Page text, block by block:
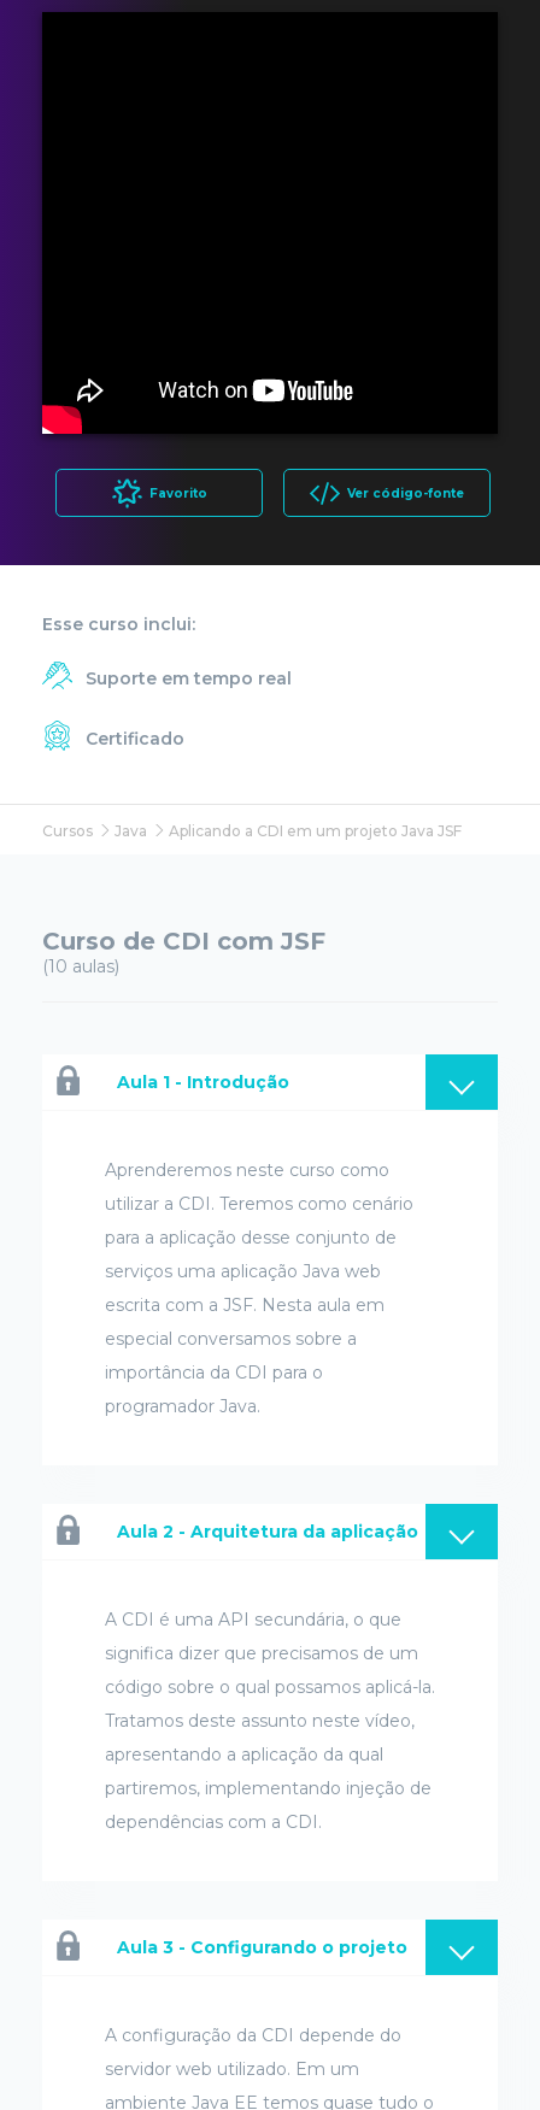
Favorito Ver código-fonte
Esse curso inclui:
Suporte em tempo real
Certificado
Cursos Java Aplicando a CDI em um projeto Java JSF
Curso de CDI com JSF
(10 aulas)
Aula 1 - Introdução
Aprenderemos neste curso como
utilizar a CDI. Teremos como cenário
para a aplicação desse conjunto de
serviços uma aplicação Java web
escrita com a JSF. Nesta aula em
especial conversamos sobre a
importância da CDI para o
programador Java.
Aula 2 - Arquitetura da aplicação
A CDI é uma API secundária, o que
significa dizer que precisamos de um
código sobre o qual possamos aplicá-la.
Tratamos deste assunto neste vídeo,
apresentando a aplicação da qual
partiremos, implementando injeção de
dependências com a CDI.
Aula 3 - Configurando o projeto
A configuração da CDI depende do
servidor web utilizado. Em um
ambiente Java EE temos quase tudo o